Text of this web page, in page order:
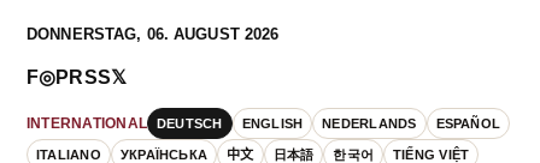
DONNERSTAG, 06. AUGUST 2026
INTERNATIONAL DEUTSCH ENGLISH NEDERLANDS ESPAÑOL
ITALIANO УКРАЇНСЬКА 中文 日本語 한국어 TIẾNG VIỆT
F◎PRSS𝕏